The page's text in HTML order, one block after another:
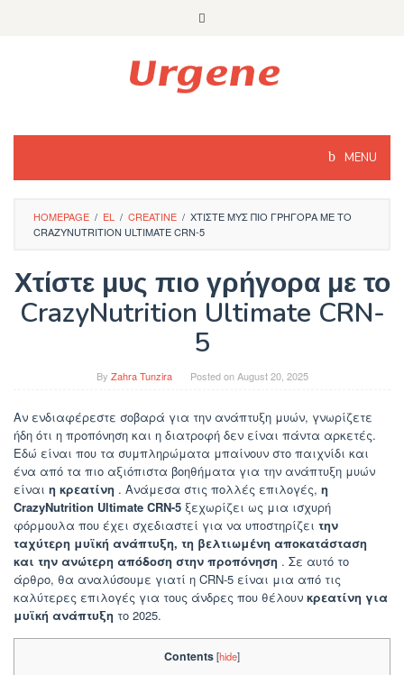
MENU
HOMEPAGE / EL / CREATINE / ΧΤΊΣΤΕ ΜΥΣ ΠΙΟ ΓΡΉΓΟΡΑ ΜΕ ΤΟ
CRAZYNUTRITION ULTIMATE CRN-5
Χτίστε μυς πιο γρήγορα με το
CrazyNutrition Ultimate CRN-
5
By Zahra Tunzira Posted onAugust 20, 2025
Αν ενδιαφέρεστε σοβαρά για την ανάπτυξη μυών, γνωρίζετε
ήδη ότι η προπόνηση και η διατροφή δεν είναι πάντα αρκετές.
Εδώ είναι που τα συμπληρώματα μπαίνουν στο παιχνίδι και
ένα από τα πιο αξιόπιστα βοηθήματα για την ανάπτυξη μυών
είναι η κρεατίνη . Ανάμεσα στις πολλές επιλογές, η
CrazyNutrition Ultimate CRN-5 ξεχωρίζει ως μια ισχυρή
φόρμουλα που έχει σχεδιαστεί για να υποστηρίζει την
ταχύτερη μυϊκή ανάπτυξη, τη βελτιωμένη αποκατάσταση
και την ανώτερη απόδοση στην προπόνηση . Σε αυτό το
άρθρο, θα αναλύσουμε γιατί η CRN-5 είναι μια από τις
καλύτερες επιλογές για τους άνδρες που θέλουν κρεατίνη για
μυϊκή ανάπτυξη το 2025.
Contents[hide]